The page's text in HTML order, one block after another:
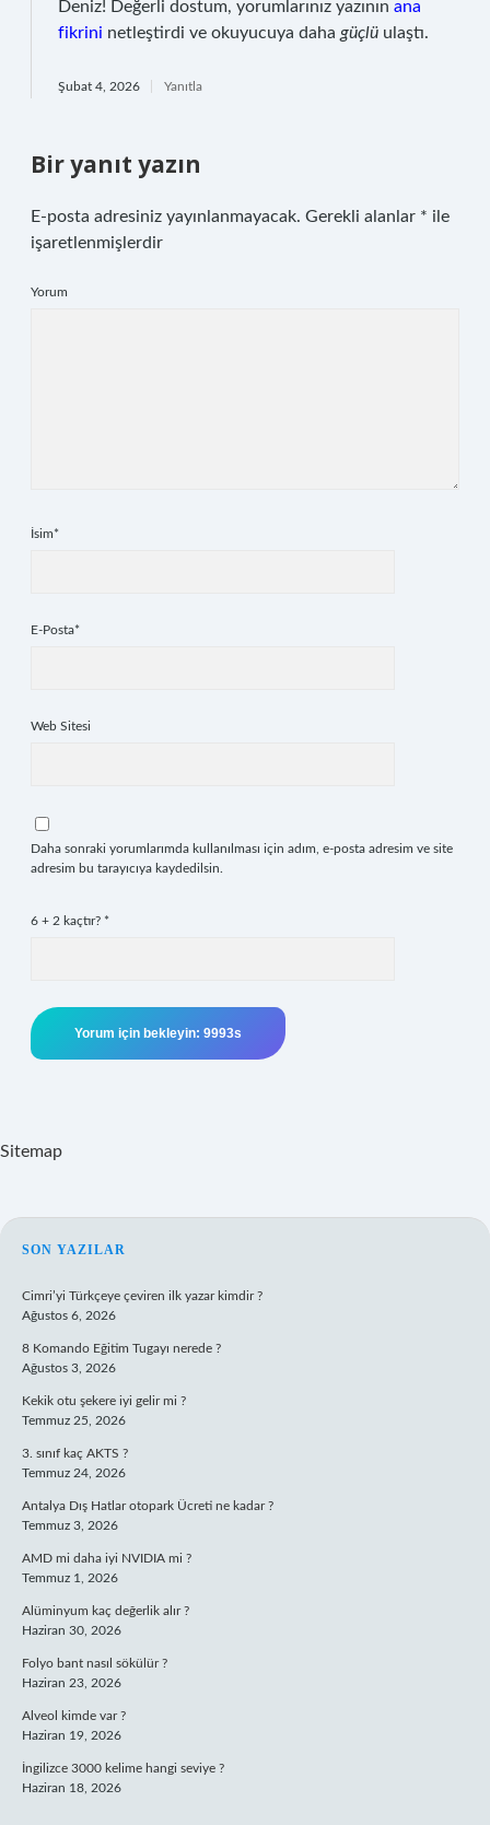
Deniz! Değerli dostum, yorumlarınız yazının ana
fikrini netleştirdi ve okuyucuya daha güçlü ulaştı.
Şubat 4, 2026 Yanıtla
Bir yanıt yazın
E-posta adresiniz yayınlanmayacak. Gerekli alanlar * ile
işaretlenmişlerdir
Yorum
İsim*
E-Posta*
Web Sitesi
Daha sonraki yorumlarımda kullanılması için adım, e-posta adresim ve site
adresim bu tarayıcıya kaydedilsin.
6 + 2 kaçtır? *
Sitemap
SIDEBAR
SON YAZILAR
Cimri’yi Türkçeye çeviren ilk yazar kimdir ?
Ağustos 6, 2026
8 Komando Eğitim Tugayı nerede ?
Ağustos 3, 2026
Kekik otu şekere iyi gelir mi ?
Temmuz 25, 2026
3. sınıf kaç AKTS ?
Temmuz 24, 2026
Antalya Dış Hatlar otopark Ücreti ne kadar ?
Temmuz 3, 2026
AMD mi daha iyi NVIDIA mi ?
Temmuz 1, 2026
Alüminyum kaç değerlik alır ?
Haziran 30, 2026
Folyo bant nasıl sökülür ?
Haziran 23, 2026
Alveol kimde var ?
Haziran 19, 2026
İngilizce 3000 kelime hangi seviye ?
Haziran 18, 2026